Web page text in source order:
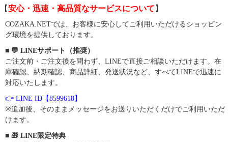
【安心・迅速・高品質なサービスについて 】
COZAKA.NETでは、お客様に安心してご利用いただけるショッピン
グ環境を提供しております。
■ 💬 LINEサポート（推奨）
ご注文前・ご注文後を問わず、LINEで直接ご相談いただけます。在
庫確認、納期確認、商品詳細、発送状況など、すべてLINEで迅速に
対応いたします。
👉 LINE ID【8599618】
※追加後、そのままメッセージをお送りいただくだけでご利用いただ
けます。
■ 🎁 LINE限定特典